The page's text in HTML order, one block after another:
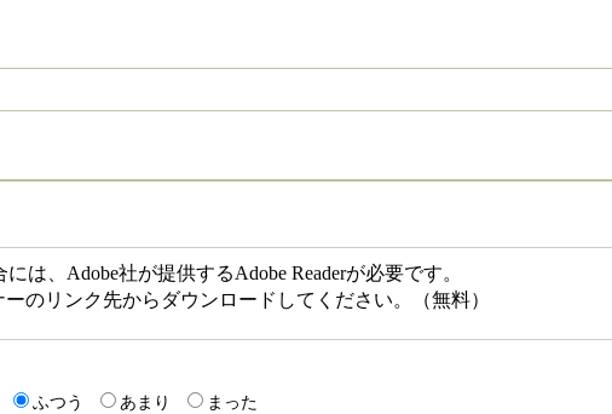
は、Adobe社が提供するAdobe Readerが必要です。
のリンク先からダウンロードしてください。（無料）
ふつう あまり
まった